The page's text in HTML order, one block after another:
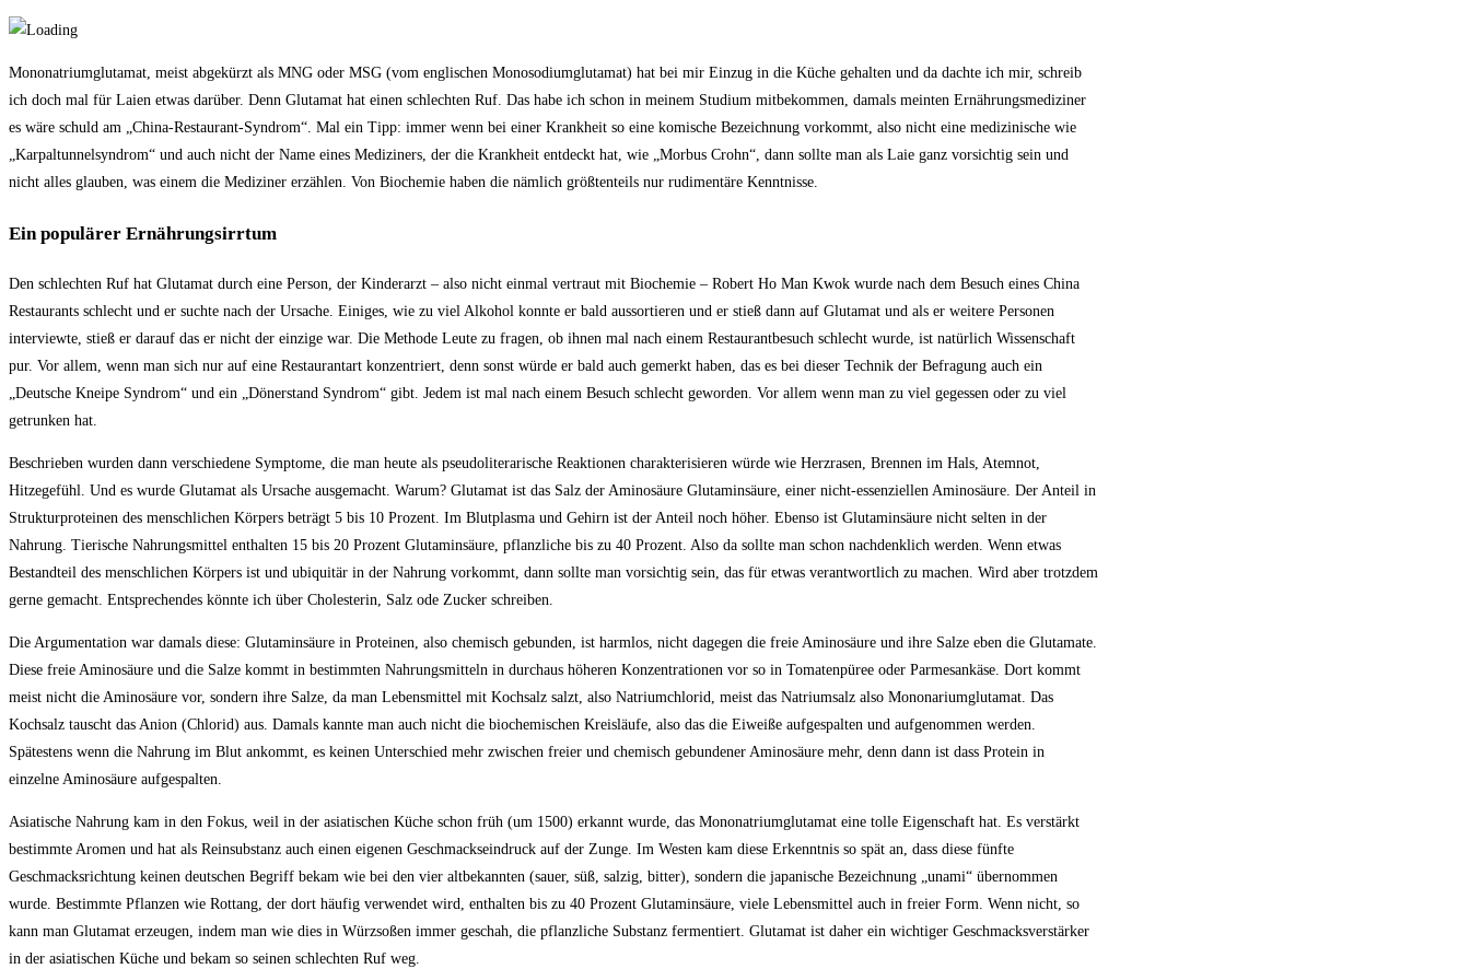
Mononatriumglutamat, meist abgekürzt als MNG oder MSG (vom englischen Monosodiumglutamat) hat bei mir Einzug in die Küche gehalten und da dachte ich mir, schreib
ich doch mal für Laien etwas darüber. Denn Glutamat hat einen schlechten Ruf. Das habe ich schon in meinem Studium mitbekommen, damals meinten Ernährungsmediziner
es wäre schuld am „China-Restaurant-Syndrom“. Mal ein Tipp: immer wenn bei einer Krankheit so eine komische Bezeichnung vorkommt, also nicht eine medizinische wie
„Karpaltunnelsyndrom“ und auch nicht der Name eines Mediziners, der die Krankheit entdeckt hat, wie „Morbus Crohn“, dann sollte man als Laie ganz vorsichtig sein und
nicht alles glauben, was einem die Mediziner erzählen. Von Biochemie haben die nämlich größtenteils nur rudimentäre Kenntnisse.
Ein populärer Ernährungsirrtum
Den schlechten Ruf hat Glutamat durch eine Person, der Kinderarzt – also nicht einmal vertraut mit Biochemie – Robert Ho Man Kwok wurde nach dem Besuch eines China
Restaurants schlecht und er suchte nach der Ursache. Einiges, wie zu viel Alkohol konnte er bald aussortieren und er stieß dann auf Glutamat und als er weitere Personen
interviewte, stieß er darauf das er nicht der einzige war. Die Methode Leute zu fragen, ob ihnen mal nach einem Restaurantbesuch schlecht wurde, ist natürlich Wissenschaft
pur. Vor allem, wenn man sich nur auf eine Restaurantart konzentriert, denn sonst würde er bald auch gemerkt haben, das es bei dieser Technik der Befragung auch ein
„Deutsche Kneipe Syndrom“ und ein „Dönerstand Syndrom“ gibt. Jedem ist mal nach einem Besuch schlecht geworden. Vor allem wenn man zu viel gegessen oder zu viel
getrunken hat.
Beschrieben wurden dann verschiedene Symptome, die man heute als pseudoliterarische Reaktionen charakterisieren würde wie Herzrasen, Brennen im Hals, Atemnot,
Hitzegefühl. Und es wurde Glutamat als Ursache ausgemacht. Warum? Glutamat ist das Salz der Aminosäure Glutaminsäure, einer nicht-essenziellen Aminosäure. Der Anteil in
Strukturproteinen des menschlichen Körpers beträgt 5 bis 10 Prozent. Im Blutplasma und Gehirn ist der Anteil noch höher. Ebenso ist Glutaminsäure nicht selten in der
Nahrung. Tierische Nahrungsmittel enthalten 15 bis 20 Prozent Glutaminsäure, pflanzliche bis zu 40 Prozent. Also da sollte man schon nachdenklich werden. Wenn etwas
Bestandteil des menschlichen Körpers ist und ubiquitär in der Nahrung vorkommt, dann sollte man vorsichtig sein, das für etwas verantwortlich zu machen. Wird aber trotzdem
gerne gemacht. Entsprechendes könnte ich über Cholesterin, Salz ode Zucker schreiben.
Die Argumentation war damals diese: Glutaminsäure in Proteinen, also chemisch gebunden, ist harmlos, nicht dagegen die freie Aminosäure und ihre Salze eben die Glutamate.
Diese freie Aminosäure und die Salze kommt in bestimmten Nahrungsmitteln in durchaus höheren Konzentrationen vor so in Tomatenpüree oder Parmesankäse. Dort kommt
meist nicht die Aminosäure vor, sondern ihre Salze, da man Lebensmittel mit Kochsalz salzt, also Natriumchlorid, meist das Natriumsalz also Mononariumglutamat. Das
Kochsalz tauscht das Anion (Chlorid) aus. Damals kannte man auch nicht die biochemischen Kreisläufe, also das die Eiweiße aufgespalten und aufgenommen werden.
Spätestens wenn die Nahrung im Blut ankommt, es keinen Unterschied mehr zwischen freier und chemisch gebundener Aminosäure mehr, denn dann ist dass Protein in
einzelne Aminosäure aufgespalten.
Asiatische Nahrung kam in den Fokus, weil in der asiatischen Küche schon früh (um 1500) erkannt wurde, das Mononatriumglutamat eine tolle Eigenschaft hat. Es verstärkt
bestimmte Aromen und hat als Reinsubstanz auch einen eigenen Geschmackseindruck auf der Zunge. Im Westen kam diese Erkenntnis so spät an, dass diese fünfte
Geschmacksrichtung keinen deutschen Begriff bekam wie bei den vier altbekannten (sauer, süß, salzig, bitter), sondern die japanische Bezeichnung „unami“ übernommen
wurde. Bestimmte Pflanzen wie Rottang, der dort häufig verwendet wird, enthalten bis zu 40 Prozent Glutaminsäure, viele Lebensmittel auch in freier Form. Wenn nicht, so
kann man Glutamat erzeugen, indem man wie dies in Würzsoßen immer geschah, die pflanzliche Substanz fermentiert. Glutamat ist daher ein wichtiger Geschmacksverstärker
in der asiatischen Küche und bekam so seinen schlechten Ruf weg.